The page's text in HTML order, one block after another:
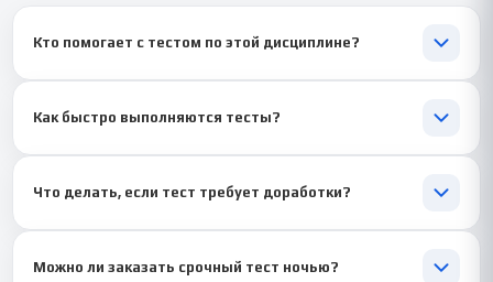
Кто помогает с тестом по этой дисциплине?
профессионального развития, знакомый с вузовскими
Как быстро выполняются тесты?
выполняются от 1 часа ⚡.
Что делать, если тест требует доработки?
индивидуальным траекториям профессионального развития
Можно ли заказать срочный тест ночью?